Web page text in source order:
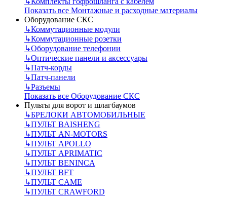
Показать все Монтажные и расходные материалы
Оборудование СКС
↳Коммутационные модули
↳Коммутационные розетки
↳Оборудование телефонии
↳Оптические панели и аксессуары
↳Патч-корды
↳Патч-панели
↳Разъемы
Показать все Оборудование СКС
Пульты для ворот и шлагбаумов
↳БРЕЛОКИ АВТОМОБИЛЬНЫЕ
↳ПУЛЬТ BAISHENG
↳ПУЛЬТ AN-MOTORS
↳ПУЛЬТ APOLLO
↳ПУЛЬТ APRIMATIC
↳ПУЛЬТ BENINCA
↳ПУЛЬТ BFT
↳ПУЛЬТ CAME
↳ПУЛЬТ CRAWFORD